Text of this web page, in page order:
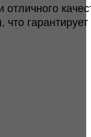
что